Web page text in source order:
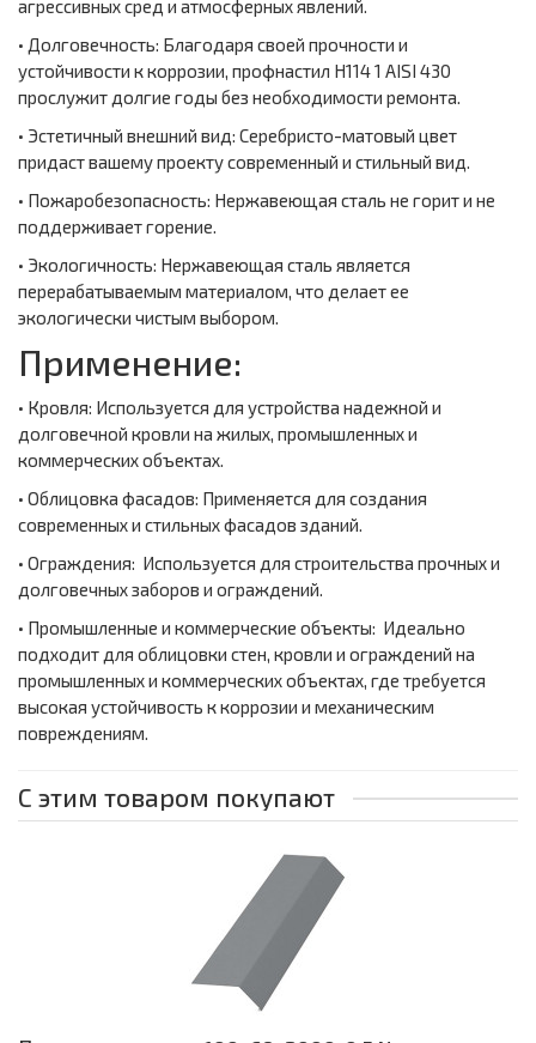
агрессивных сред и атмосферных явлений.
• Долговечность: Благодаря своей прочности и
устойчивости к коррозии, профнастил Н114 1 AISI 430
прослужит долгие годы без необходимости ремонта.
• Эстетичный внешний вид: Серебристо-матовый цвет
придаст вашему проекту современный и стильный вид.
• Пожаробезопасность: Нержавеющая сталь не горит и не
поддерживает горение.
• Экологичность: Нержавеющая сталь является
перерабатываемым материалом, что делает ее
экологически чистым выбором.
Применение:
• Кровля: Используется для устройства надежной и
долговечной кровли на жилых, промышленных и
коммерческих объектах.
• Облицовка фасадов: Применяется для создания
современных и стильных фасадов зданий.
• Ограждения: Используется для строительства прочных и
долговечных заборов и ограждений.
• Промышленные и коммерческие объекты: Идеально
подходит для облицовки стен, кровли и ограждений на
промышленных и коммерческих объектах, где требуется
высокая устойчивость к коррозии и механическим
повреждениям.
С этим товаром покупают